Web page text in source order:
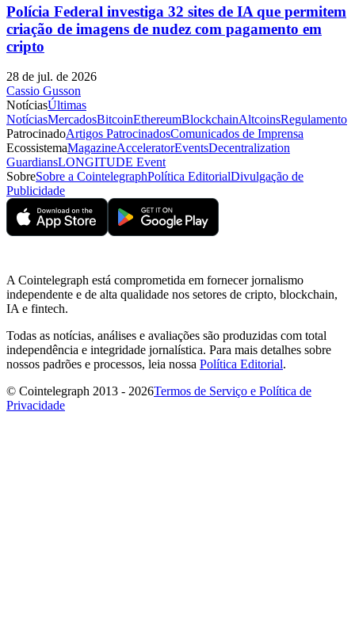
Polícia Federal investiga 32 sites de IA que permitem
criação de imagens de nudez com pagamento em
cripto
28 de jul. de 2026
Cassio Gusson
NotíciasÚltimas
NotíciasMercadosBitcoinEthereumBlockchainAltcoinsRegulamento
PatrocinadoArtigos PatrocinadosComunicados de Imprensa
EcossistemaMagazineAcceleratorEventsDecentralization
GuardiansLONGITUDE Event
SobreSobre a CointelegraphPolítica EditorialDivulgação de
Publicidade
A Cointelegraph está comprometida em fornecer jornalismo
independente e de alta qualidade nos setores de cripto, blockchain,
IA e fintech.
Todas as notícias, análises e avaliações são produzidas com total
independência e integridade jornalística. Para mais detalhes sobre
nossos padrões e processos, leia nossa Política Editorial.
© Cointelegraph 2013 - 2026Termos de Serviço e Política de
Privacidade